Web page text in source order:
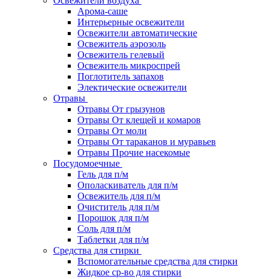
Арома-саше
Интерьерные освежители
Освежители автоматические
Освежитель аэрозоль
Освежитель гелевый
Освежитель микроспрей
Поглотитель запахов
Электические освежители
Отравы
Отравы От грызунов
Отравы От клещей и комаров
Отравы От моли
Отравы От тараканов и муравьев
Отравы Прочие насекомые
Посудомоечные
Гель для п/м
Ополаскиватель для п/м
Освежитель для п/м
Очиститель для п/м
Порошок для п/м
Соль для п/м
Таблетки для п/м
Средства для стирки
Вспомогательные средства для стирки
Жидкое ср-во для стирки